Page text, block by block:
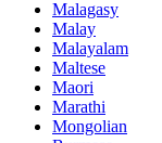
Malagasy
Malay
Malayalam
Maltese
Maori
Marathi
Mongolian